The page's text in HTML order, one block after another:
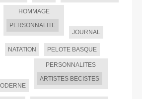
HOMMAGE
PERSONNALITE
JOURNAL
NATATION PELOTE BASQUE
PERSONNALITES
ARTISTES BECISTES